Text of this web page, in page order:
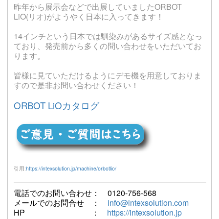
昨年から展示会などで出展していましたORBOT
LiO(リオ)がようやく日本に入ってきます！
14インチという日本では馴染みがあるサイズ感となっ
ており、発売前から多くの問い合わせをいただいてお
ります。
皆様に見ていただけるようにデモ機を用意しておりま
すので是非お問い合わせください！
ORBOT LiOカタログ
引用:https://intexsolution.jp/machine/orbotlio/
電話でのお問い合わせ： 0120-756-568
メールでのお問合せ ： info@intexsolution.com
HP ： https://intexsolution.jp